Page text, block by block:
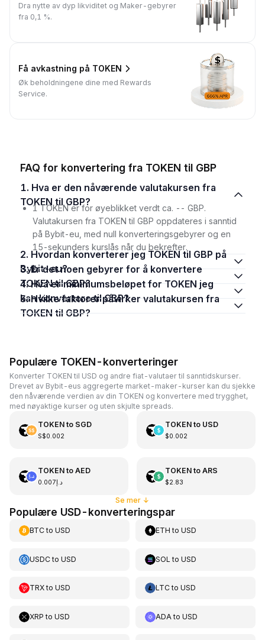
Dra nytte av dyp likviditet og Maker-gebyrer
fra 0,1 %.
Få avkastning på TOKEN
Øk beholdningene dine med Rewards
Service.
FAQ for konvertering fra TOKEN til GBP
1. Hva er den nåværende valutakursen fra
TOKEN til GBP?
1 TOKEN er for øyeblikket verdt ca. -- GBP.
Valutakursen fra TOKEN til GBP oppdateres i sanntid
på Bybit-eu, med null konverteringsgebyrer og en
15-sekunders kurslås når du bekrefter.
2. Hvordan konverterer jeg TOKEN til GBP på
Bybit-eu?
3. Er det noen gebyrer for å konvertere
TOKEN til GBP?
4. Hva er minimumsbeløpet for TOKEN jeg
kan konvertere til GBP?
5. Hvilke faktorer påvirker valutakursen fra
TOKEN til GBP?
Populære TOKEN-konverteringer
Konverter TOKEN til USD og andre fiat-valutaer til sanntidskurser.
Drevet av Bybit-eus aggregerte market-maker-kurser kan du sjekke
den nåværende verdien av din TOKEN og konvertere med trygghet,
med nøyaktige kurser og uten skjulte spreads.
TOKENto SGD
S$0.002
TOKENto USD
$0.002
TOKENto AED
د.إ0.007
TOKENto ARS
$2.83
Se mer ↓
Populære USD-konverteringspar
BTCto USD ETH toUSD
USDCto USD SOL toUSD
TRXto USD LTCtoUSD
XRP to USD ADA toUSD